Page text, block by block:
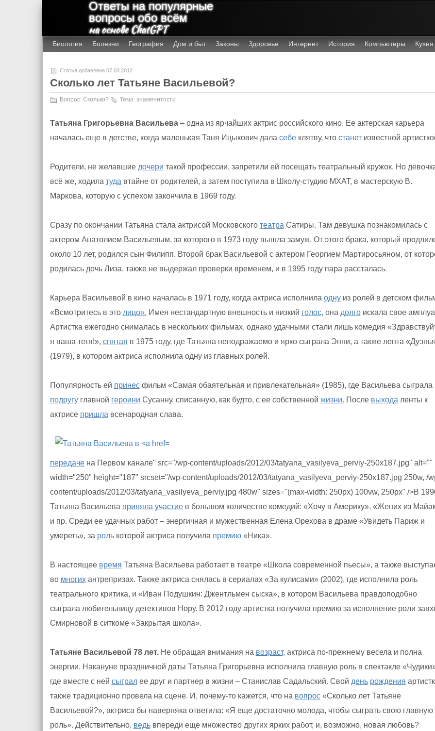
Ответы на популярные
вопросы обо всём
на основе ChatGPT
Биология Болезни География Дом и быт Законы Здоровье Интернет История Компьютеры Кухня
Статья добавлена 07.03.2012
Cколько лет Татьяне Васильевой?
Вопрос: Сколько? Тема: знаменитости
Татьяна Григорьевна Васильева– одна из ярчайших актрис российского кино. Ее актерская карьера
началась еще в детстве, когда маленькая Таня Ицыкович дала себеклятву, что станетизвестной
Родители, не желавшие дочери такой профессии, запретили ей посещать театральный кружок. Но
всё же, ходила туда втайне от родителей, а затем поступила в Школу-студию МХАТ, в мастерскую В.
Маркова, которую с успехом закончила в 1969 году.
Сразу по окончании Татьяна стала актрисой Московского театра Сатиры. Там девушка познакомилась с
актером Анатолием Васильевым, за которого в 1973 году вышла замуж. От этого брака, который
около 10 лет, родился сын Филипп. Второй брак Васильевой с актером Георгием Мартиросьяном, от
родилась дочь Лиза, также не выдержал проверки временем, и в 1995 году пара рассталась.
Карьера Васильевой в кино началась в 1971 году, когда актриса исполнила однуиз ролей в детском
«Всмотритесь в это лицо». Имея нестандартную внешность и низкий голос, она долгоискала свое
Артистка ежегодно снималась в нескольких фильмах, однако удачными стали лишь комедия
я ваша тетя!», снятая в 1975 году, где Татьяна неподражаемо и ярко сыграла Энни, а также лента
(1979), в котором актриса исполнила одну из главных ролей.
Популярность ей принесфильм «Самая обаятельная и привлекательная» (1985), где Васильева сыграла
подругуглавной героини Сусанну, списанную, как будто, с ее собственной жизни. После выхода ленты к
актрисе пришла всенародная слава.
передачена Первом канале" src="/wp-content/uploads/2012/03/tatyana_vasilyeva_perviy-250x187.jpg" alt=""
width="250" height="187" srcset="/wp-content/uploads/2012/03/tatyana_vasilyeva_perviy-250x187.jpg 250w, /
content/uploads/2012/03/tatyana_vasilyeva_perviy.jpg 480w" sizes="(max-width: 250px) 100vw, 250px" />В
Татьяна Васильева приняла участиев большом количестве комедий: «Хочу в Америку», «Жених из
и пр. Среди ее удачных работ – энергичная и мужественная Елена Орехова в драме «Увидеть Париж и
умереть», за ролькоторой актриса получила премию«Ника».
В настоящее время Татьяна Васильева работает в театре «Школа современной пьесы», а также
во многихантрепризах. Также актриса снялась в сериалах «За кулисами» (2002), где исполнила роль
театрального критика, и «Иван Подушкин: Джентльмен сыска», в котором Васильева правдоподобно
сыграла любительницу детективов Нору. В 2012 году артистка получила премию за исполнение роли
Смирновой в ситкоме «Закрытая школа».
Татьяне Васильевой 78 лет.Не обращая внимания на возраст, актриса по-прежнему весела и полна
энергии. Накануне праздничной даты Татьяна Григорьевна исполнила главную роль в спектакле
где вместе с ней сыгралее друг и партнер в жизни – Станислав Садальский. Свой день рождения
также традиционно провела на сцене. И, почему-то кажется, что на вопрос«Сколько лет Татьяне
Васильевой?», актриса бы наверняка ответила: «Я еще достаточно молода, чтобы сыграть свою главную
роль». Действительно, ведьвпереди еще множество других ярких работ, и, возможно, новая любовь?